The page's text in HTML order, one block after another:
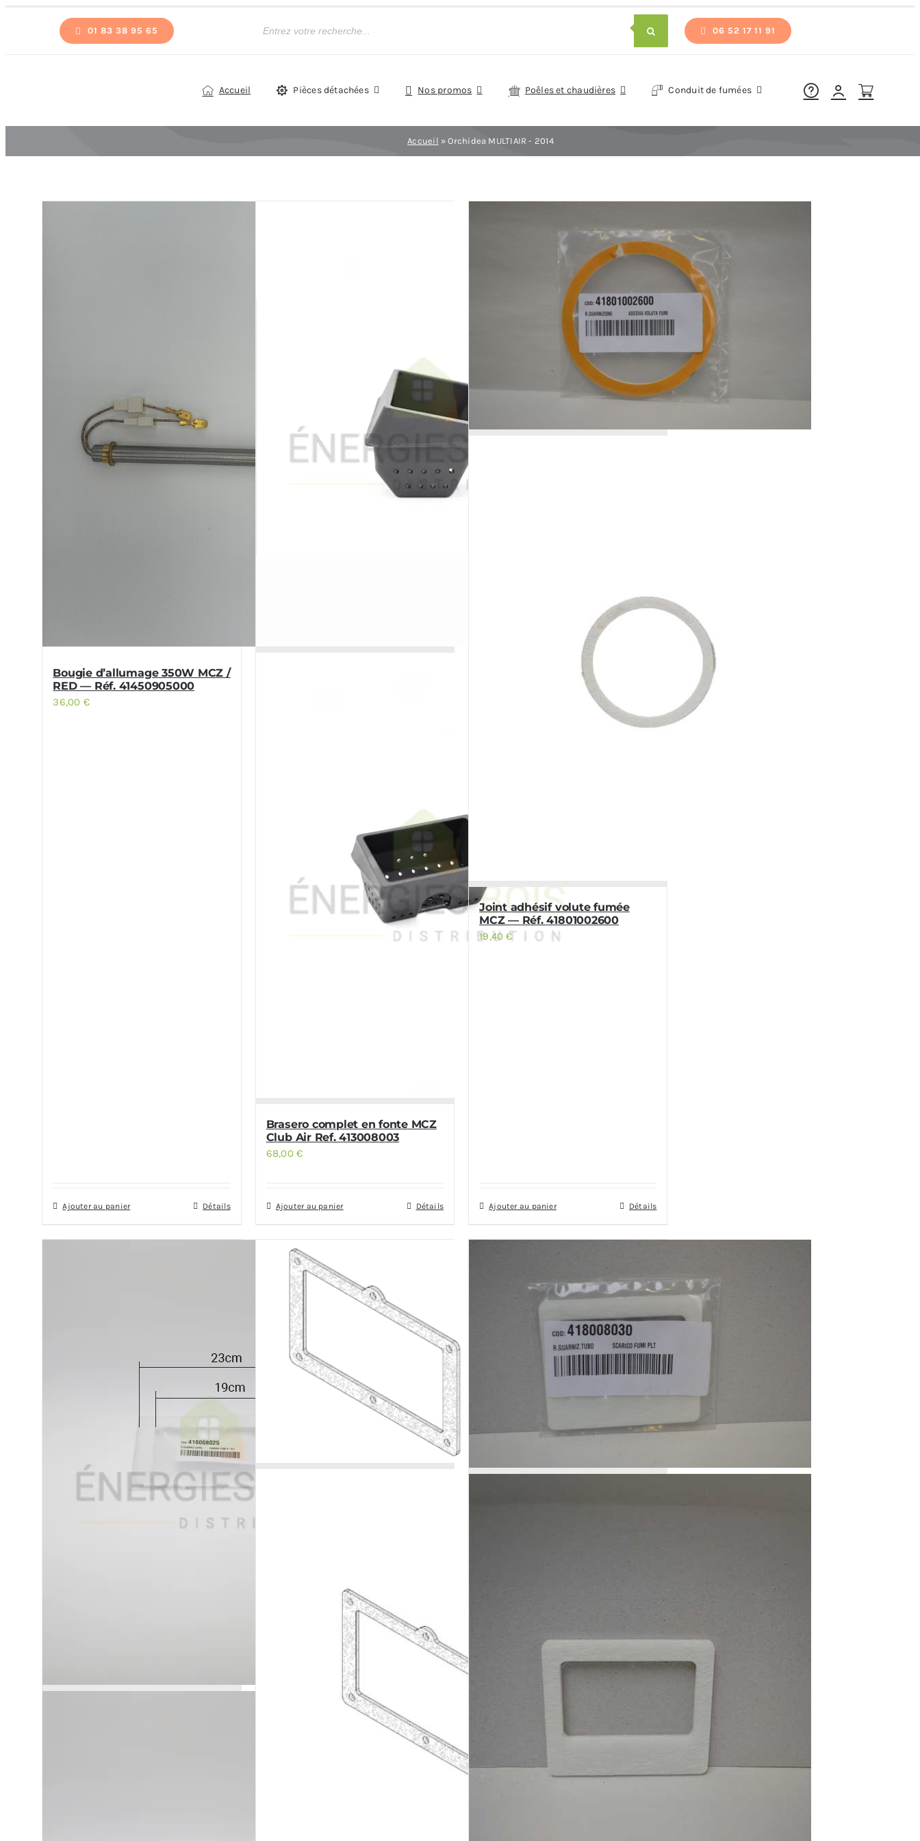
01 83 38 95 65
de
06 52 17 11 91
Accueil Pièces détachées Nos promos Poêles et chaudières Conduit de fumées
Accueil »Orchidea MULTIAIR - 2014
Bougie d’allumage 350W MCZ /
RED — Réf. 41450905000
36,00 €
Ajouter au panier Détails
Brasero complet en fonte MCZ
Club Air Ref. 413008003
68,00€
Ajouter au panier Détails
Joint adhésif volute fumée
MCZ — Réf. 41801002600
19,40€
Ajouter au panier Détails